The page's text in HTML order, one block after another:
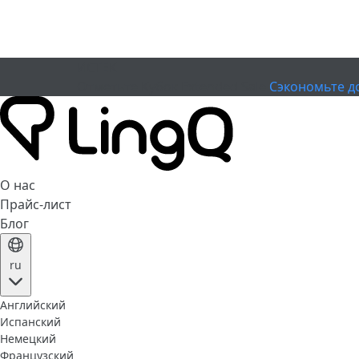
Сэкономьте
О нас
Прайс-лист
Блог
ru
Английский
Испанский
Немецкий
Французский